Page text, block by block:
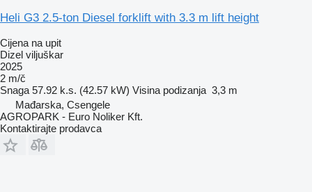
Heli G3 2.5-ton Diesel forklift with 3.3 m lift height
Cijena na upit
Dizel viljuškar
2025
2 m/č
Snaga 57.92 k.s. (42.57 kW) Visina podizanja 3,3 m
Mađarska, Csengele
AGROPARK - Euro Noliker Kft.
Kontaktirajte prodavca